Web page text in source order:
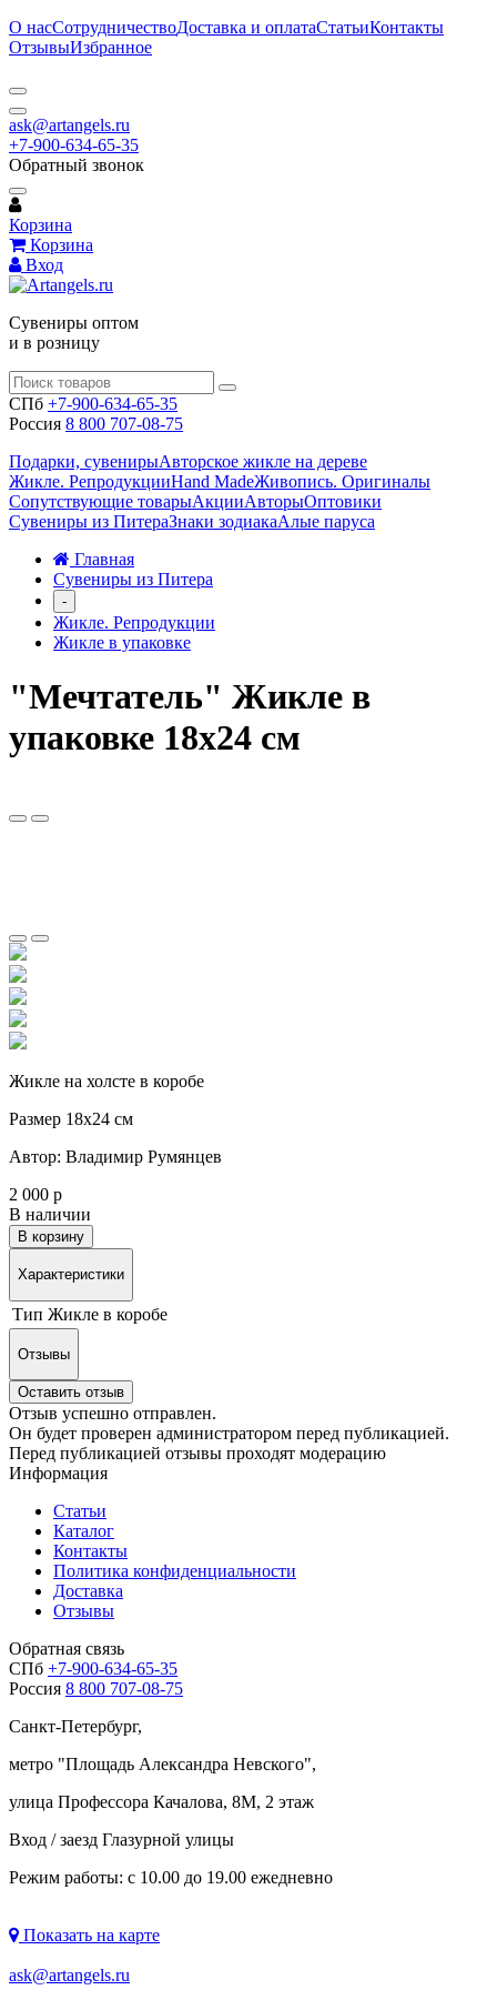
О насСотрудничествоДоставка и оплатаСтатьиКонтакты
ОтзывыИзбранное
ask@artangels.ru
+7-900-634-65-35
Обратный звонок
Корзина
Корзина
Вход
Сувениры оптом
и в розницу
СПб +7-900-634-65-35
Россия 8 800 707-08-75
Подарки, сувенирыАвторское жикле на дереве
Жикле. РепродукцииHand MadeЖивопись. Оригиналы
Сопутствующие товарыАкцииАвторыОптовики
Сувениры из ПитераЗнаки зодиакаАлые паруса
Главная
Сувениры из Питера
-
Жикле. Репродукции
Жикле в упаковке
"Мечтатель" Жикле в
упаковке 18х24 см
Жикле на холсте в коробе
Размер 18х24 см
Автор: Владимир Румянцев
2 000 р
В наличии
В корзину
Характеристики
Тип Жикле в коробе
Отзывы
Оставить отзыв
Отзыв успешно отправлен.
Он будет проверен администратором перед публикацией.
Перед публикацией отзывы проходят модерацию
Информация
Статьи
Каталог
Контакты
Политика конфиденциальности
Доставка
Отзывы
Обратная связь
СПб +7-900-634-65-35
Россия 8 800 707-08-75
Санкт-Петербург,
метро "Площадь Александра Невского",
улица Профессора Качалова, 8М, 2 этаж
Вход / заезд Глазурной улицы
Режим работы: с 10.00 до 19.00 ежедневно
Показать на карте
ask@artangels.ru